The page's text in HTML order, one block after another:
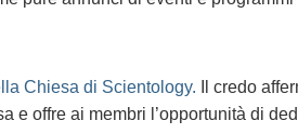
Chiesa di Scientology. Il credo
e offre ai membri l’opportunità di